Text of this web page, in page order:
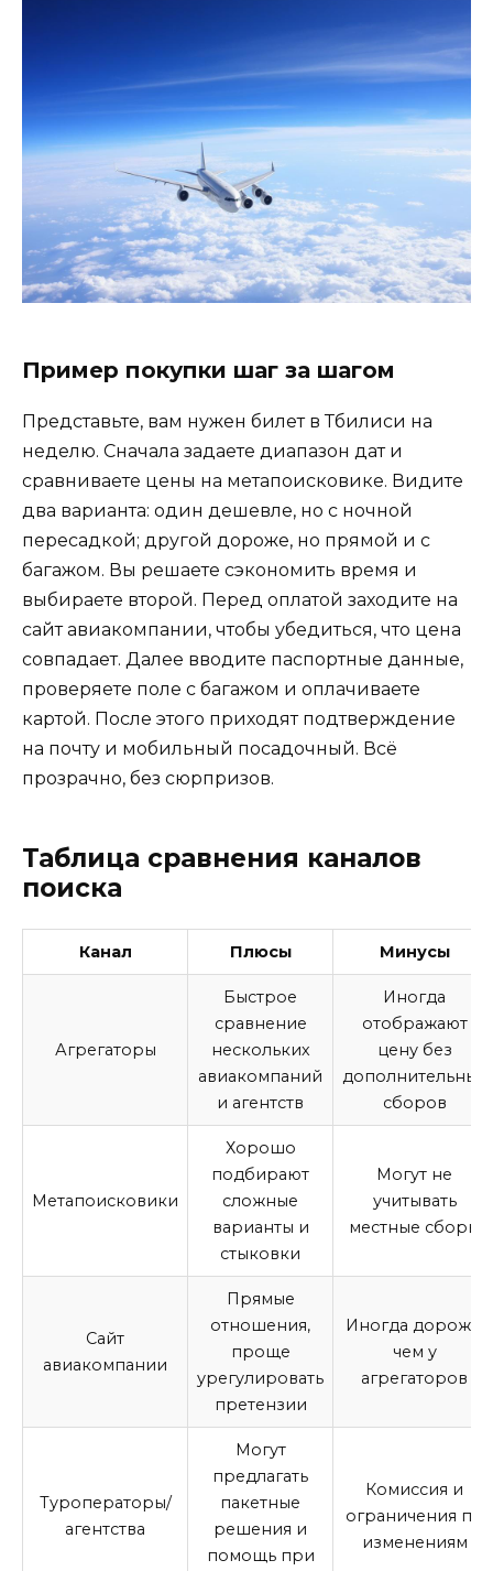
Пример покупки шаг за шагом
Представьте, вам нужен билет в Тбилиси на
неделю. Сначала задаете диапазон дат и
сравниваете цены на метапоисковике. Видите
два варианта: один дешевле, но с ночной
пересадкой; другой дороже, но прямой и с
багажом. Вы решаете сэкономить время и
выбираете второй. Перед оплатой заходите на
сайт авиакомпании, чтобы убедиться, что цена
совпадает. Далее вводите паспортные данные,
проверяете поле с багажом и оплачиваете
картой. После этого приходят подтверждение
на почту и мобильный посадочный. Всё
прозрачно, без сюрпризов.
Таблица сравнения каналов
поиска
Канал Плюсы Минусы
Агрегаторы
Быстрое
сравнение
нескольких
авиакомпаний
и агентств
Иногда
отображают
цену без
дополнительных
сборов
Метапоисковики
Хорошо
подбирают
сложные
варианты и
стыковки
Могут не
учитывать
местные сборы
Сайт
авиакомпании
Прямые
отношения,
проще
урегулировать
претензии
Иногда дороже,
чем у
агрегаторов
Туроператоры/
агентства
Могут
предлагать
пакетные
решения и
помощь при
Комиссия и
ограничения по
изменениям